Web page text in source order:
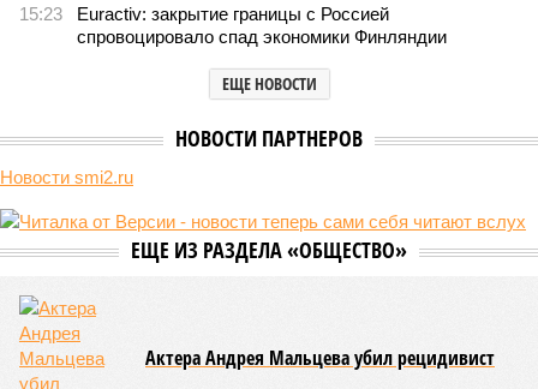
Как бы мы ни старались, достигнуть бессмертия у человека не
получится никогда, даже при самых совершенных технологиях и
самой совершенной медицине. Точку в многолетних дебатах о
теории максимальный предел жизни – 194 года. Но и этот
мутации ДНК.
В 2023 году в статье, опубликованной в научном издании
Cell.com, были описаны 12 признаков старения. К ним
относятся – не пугайтесь учёных терминов – повышенная